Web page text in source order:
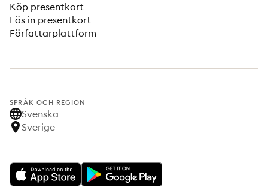
Köp presentkort
Lös in presentkort
Författarplattform
SPRÅK OCH REGION
Svenska
Sverige